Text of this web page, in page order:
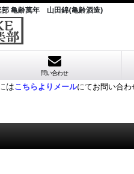
亀齢萬年 山田錦(亀齢酒造)
問い合わせ
はこちらよりメールにてお問い合わ